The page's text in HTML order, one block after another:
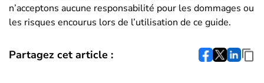
n’acceptons aucune responsabilité pour les dommages ou
les risques encourus lors de l’utilisation de ce guide.
Partagez cet article :